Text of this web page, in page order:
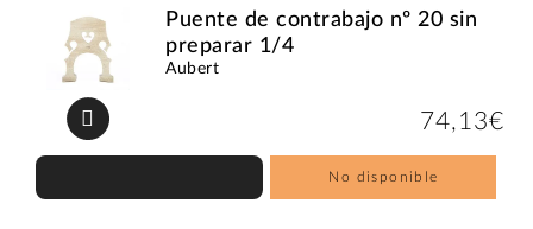
Puente de contrabajo nº 20 sin
preparar 1/4
Aubert
74,13€
No disponible